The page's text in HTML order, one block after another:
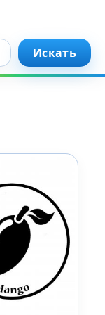
Искать